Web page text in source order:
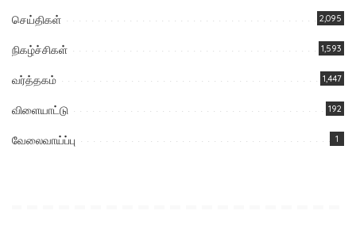
செய்திகள் 2,095
நிகழ்ச்சிகள் 1,593
வர்த்தகம் 1,447
விளையாட்டு 192
வேலைவாய்ப்பு 1